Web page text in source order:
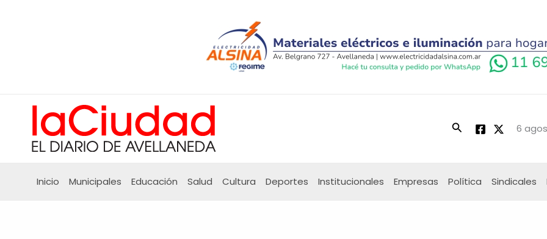
Buscar 6
Inicio Municipales Educación Salud Cultura Deportes Institucionales Empresas Política Sindicales